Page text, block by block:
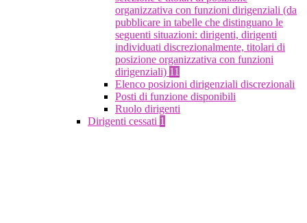
organizzativa con funzioni dirigenziali (da
pubblicare in tabelle che distinguano le
seguenti situazioni: dirigenti, dirigenti
individuati discrezionalmente, titolari di
posizione organizzativa con funzioni
dirigenziali) 11
Elenco posizioni dirigenziali discrezionali
Posti di funzione disponibili
Ruolo dirigenti
Dirigenti cessati 1